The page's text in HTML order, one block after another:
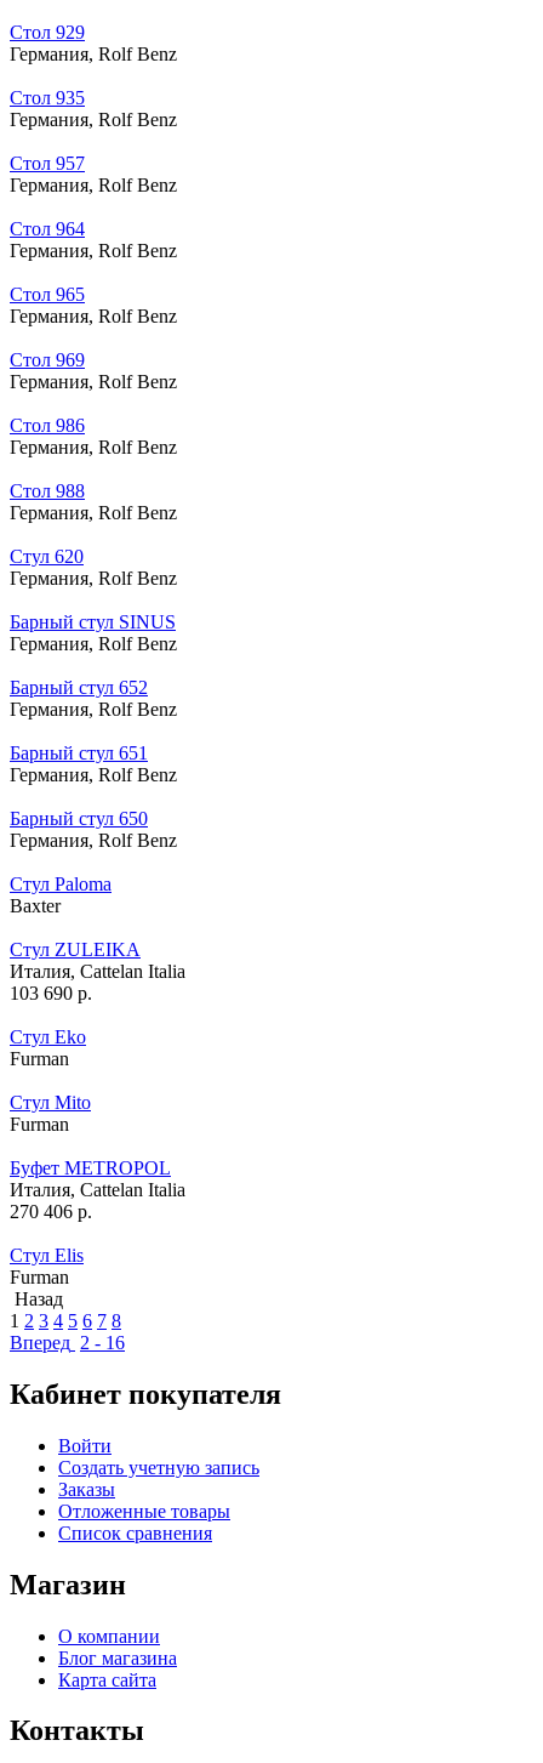
Стол 929
Германия, Rolf Benz
Стол 935
Германия, Rolf Benz
Стол 957
Германия, Rolf Benz
Стол 964
Германия, Rolf Benz
Стол 965
Германия, Rolf Benz
Стол 969
Германия, Rolf Benz
Стол 986
Германия, Rolf Benz
Стол 988
Германия, Rolf Benz
Стул 620
Германия, Rolf Benz
Барный стул SINUS
Германия, Rolf Benz
Барный стул 652
Германия, Rolf Benz
Барный стул 651
Германия, Rolf Benz
Барный стул 650
Германия, Rolf Benz
Стул Paloma
Baxter
Стул ZULEIKA
Италия, Cattelan Italia
103 690 р.
Стул Eko
Furman
Стул Mito
Furman
Буфет METROPOL
Италия, Cattelan Italia
270 406 р.
Стул Elis
Furman
Назад
1 2 3 4 5 6 7 8
Вперед 2 - 16
Кабинет покупателя
Войти
Создать учетную запись
Заказы
Отложенные товары
Список сравнения
Магазин
О компании
Блог магазина
Карта сайта
Контакты